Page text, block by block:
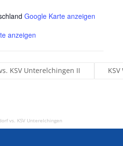
Google Karte anzeigen
anzeigen
KSV Unterelchingen II
vs. KSV Unterelchingen